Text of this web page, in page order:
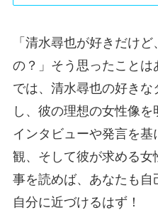
「清水尋也が好きだけ
の？」そう思ったこと
では、清水尋也の好きな
し、彼の理想の女性像
インタビューや発言を
観、そして彼が求める
事を読めば、あなたも
自分に近づけるはず！